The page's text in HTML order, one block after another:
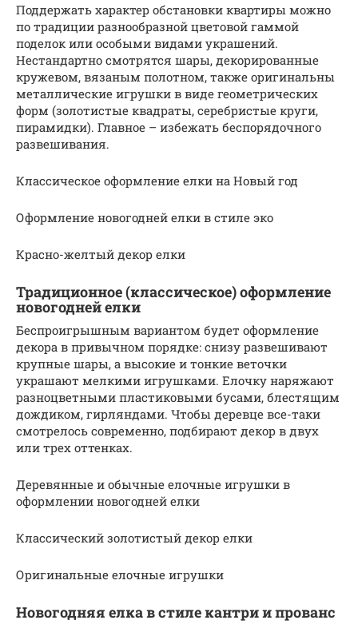
Поддержать характер обстановки квартиры можно
по традиции разнообразной цветовой гаммой
поделок или особыми видами украшений.
Нестандартно смотрятся шары, декорированные
кружевом, вязаным полотном, также оригинальны
металлические игрушки в виде геометрических
форм (золотистые квадраты, серебристые круги,
пирамидки). Главное – избежать беспорядочного
развешивания.
Классическое оформление елки на Новый год
Оформление новогодней елки в стиле эко
Красно-желтый декор елки
Традиционное (классическое) оформление
новогодней елки
Беспроигрышным вариантом будет оформление
декора в привычном порядке: снизу развешивают
крупные шары, а высокие и тонкие веточки
украшают мелкими игрушками. Елочку наряжают
разноцветными пластиковыми бусами, блестящим
дождиком, гирляндами. Чтобы деревце все-таки
смотрелось современно, подбирают декор в двух
или трех оттенках.
Деревянные и обычные елочные игрушки в
оформлении новогодней елки
Классический золотистый декор елки
Оригинальные елочные игрушки
Новогодняя елка в стиле кантри и прованс